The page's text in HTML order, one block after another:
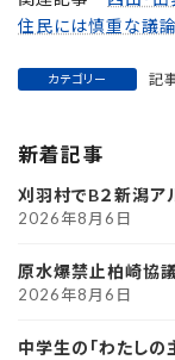
住民には慎重な議
カテゴリー 記
新着記事
刈羽村でB２新潟
2026年8月6日
原水爆禁止柏崎協
2026年8月6日
中学生の「わたし